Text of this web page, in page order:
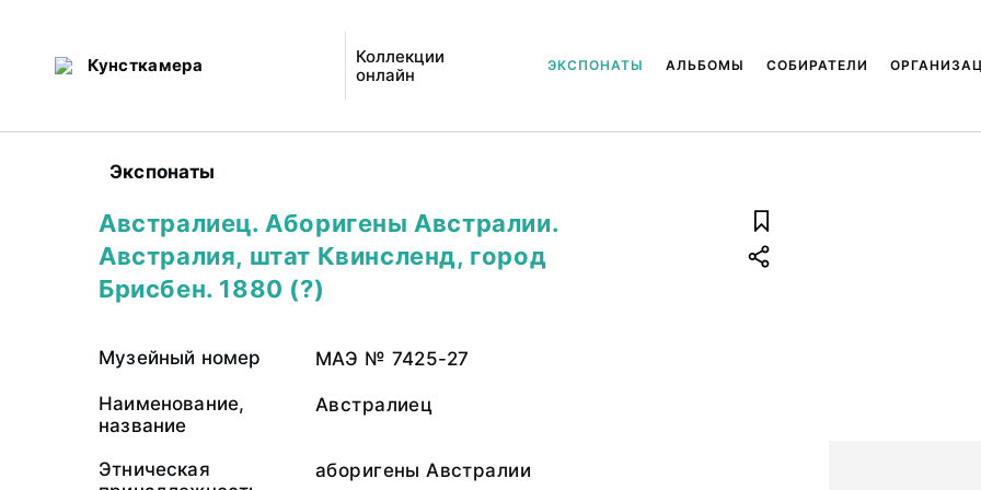
Кунсткамера
Коллекции
онлайн
ЭКСПОНАТЫ АЛЬБОМЫ СОБИРАТЕЛИ
Экспонаты
Австралиец. Аборигены Австралии.
Австралия, штат Квинсленд, город
Брисбен. 1880 (?)
Музейный номер МАЭ № 7425-27
Наименование,
название
Австралиец
Этническая
аборигены Австралии